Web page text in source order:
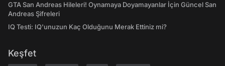
GTA San Andreas Hileleri! Oynamaya Doyamayanlar İçin Güncel San
Andreas Şifreleri
IQ Testi: IQ'unuzun Kaç Olduğunu Merak Ettiniz mi?
Keşfet